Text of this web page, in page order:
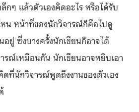
ลึกๆ แล้วตัวเองคิดอะไร หรือได้รับ
หน หน้าที่ของนักวิจารณ์ก็คือไปดู
ยู่ ซึ่งบางครั้งนักเขียนก็อาจได้
รณ์เหมือนกัน นักเขียนอาจหยิบเอา
ที่นักวิจารณ์พูดถึงงานของตัวเอง